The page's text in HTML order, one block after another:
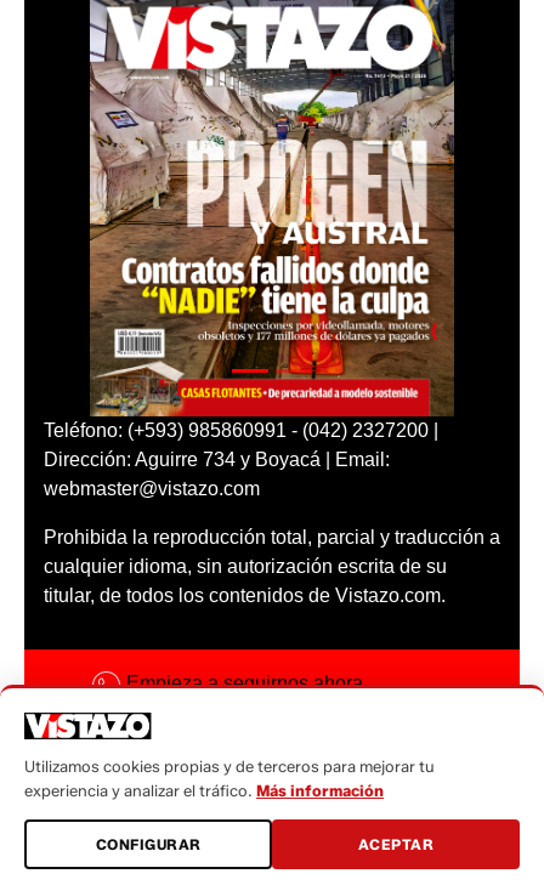
Teléfono: (+593) 985860991 - (042) 2327200 |
Dirección: Aguirre 734 y Boyacá | Email:
webmaster@vistazo.com
Prohibida la reproducción total, parcial y traducción a
cualquier idioma, sin autorización escrita de su
titular, de todos los contenidos de Vistazo.com.
Empieza a seguirnos ahora
Código ética
Sugerencias a:
sugerencias@vistazo.com
Utilizamos cookies propias y de terceros para mejorar tu
experiencia y analizar el tráfico. Más información
CONFIGURAR ACEPTAR